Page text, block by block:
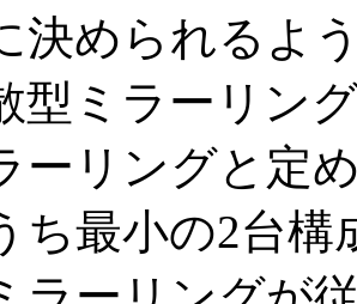
決められるよ
型ミラーリン
ーリングと定
ち最小の2台構